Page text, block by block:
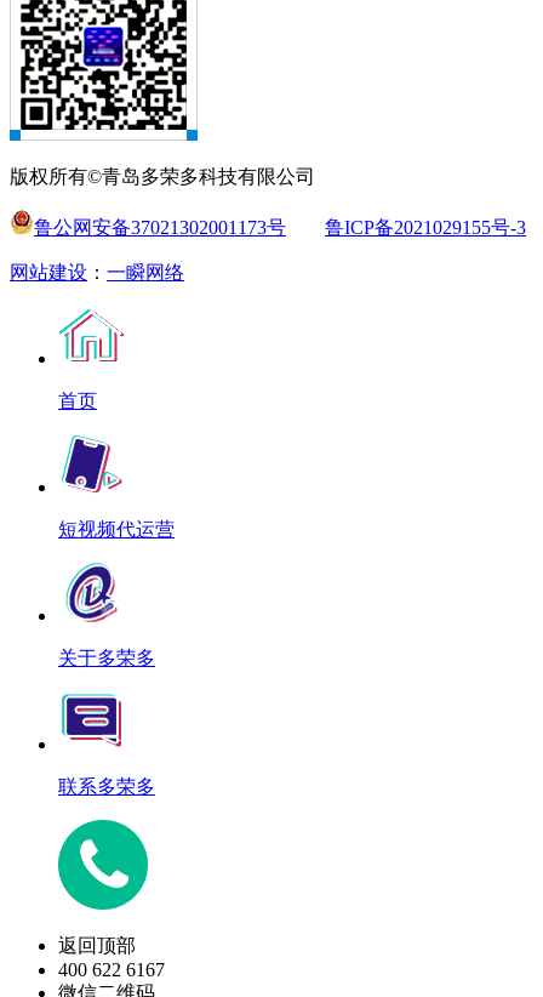
版权所有©青岛多荣多科技有限公司
鲁公网安备37021302001173号 鲁ICP备2021029155号-3
网站建设 ： 一瞬网络
首页
短视频代运营
关于多荣多
联系多荣多
返回顶部
400 622 6167
微信二维码